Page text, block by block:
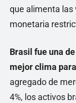
que alimenta las
monetaria
Brasil fue una
mejor clima
agregado de
4%, los activos